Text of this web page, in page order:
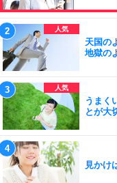
天国の
地獄の
うまく
とが大
見かけ